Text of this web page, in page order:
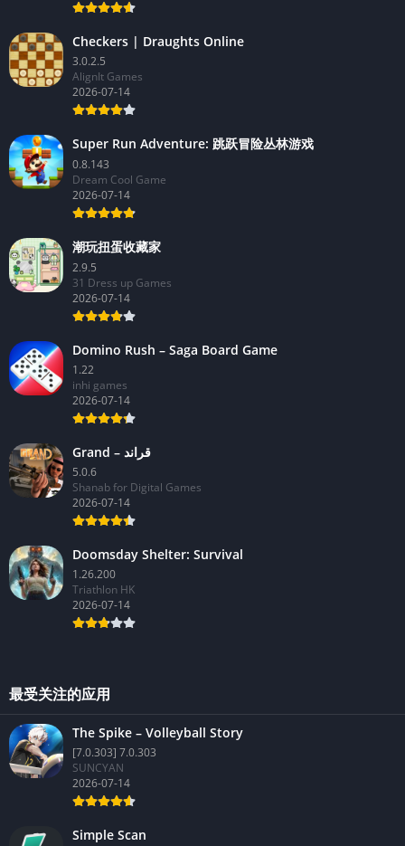
Checkers | Draughts Online
3.0.2.5
AlignIt Games
2026-07-14
Super Run Adventure: 跳跃冒险丛林游戏
0.8.143
Dream Cool Game
2026-07-14
潮玩扭蛋收藏家
2.9.5
31 Dress up Games
2026-07-14
Domino Rush – Saga Board Game
1.22
inhi games
2026-07-14
Grand – قراند
5.0.6
Shanab for Digital Games
2026-07-14
Doomsday Shelter: Survival
1.26.200
Triathlon HK
2026-07-14
最受关注的应用
The Spike – Volleyball Story
[7.0.303] 7.0.303
SUNCYAN
2026-07-14
Simple Scan